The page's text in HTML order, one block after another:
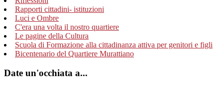
Rapporti cittadini- istituzioni
Luci e Ombre
C'era una volta il nostro quartiere
Le pagine della Cultura
Scuola di Formazione alla cittadinanza attiva per genitori e figli
Bicentenario del Quartiere Murattiano
Date un'occhiata a...